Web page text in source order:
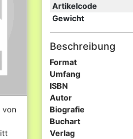
von
Artikelcode
Gewicht
Beschreibung
Format
Umfang
ISBN
Autor
Biografie
Buchart
Verlag